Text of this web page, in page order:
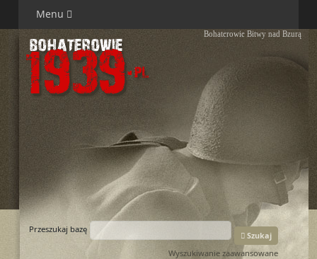
Menu
Bohaterowie Bitwy nad Bzurą
Przeszukaj bazę
Szukaj
Wyszukiwanie zaawansowane